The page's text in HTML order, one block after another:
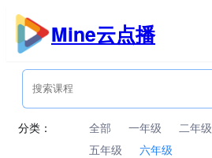
跳
内
Mine云点播
分类： 全部 一年级 二年级
五年级
六年级